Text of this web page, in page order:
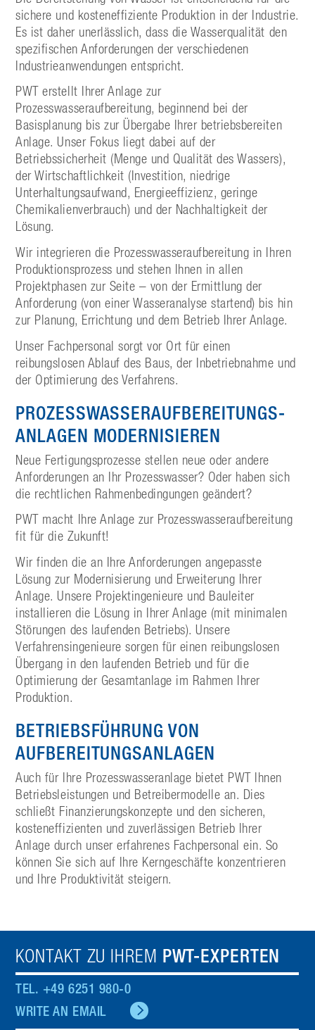
sichere und kosteneffiziente Produktion in der Industrie.
Es ist daher unerlässlich, dass die Wasserqualität den
spezifischen Anforderungen der verschiedenen
Industrieanwendungen entspricht.
PWT erstellt Ihrer Anlage zur
Prozesswasseraufbereitung, beginnend bei der
Basisplanung bis zur Übergabe Ihrer betriebsbereiten
Anlage. Unser Fokus liegt dabei auf der
Betriebssicherheit (Menge und Qualität des Wassers),
der Wirtschaftlichkeit (Investition, niedrige
Unterhaltungsaufwand, Energieeffizienz, geringe
Chemikalienverbrauch) und der Nachhaltigkeit der
Lösung.
Wir integrieren die Prozesswasseraufbereitung in Ihren
Produktionsprozess und stehen Ihnen in allen
Projektphasen zur Seite – von der Ermittlung der
Anforderung (von einer Wasseranalyse startend) bis hin
zur Planung, Errichtung und dem Betrieb Ihrer Anlage.
Unser Fachpersonal sorgt vor Ort für einen
reibungslosen Ablauf des Baus, der Inbetriebnahme und
der Optimierung des Verfahrens.
PROZESS­WASSER­AUFBEREITUNGS­
ANLAGEN MODERNISIEREN
Neue Fertigungsprozesse stellen neue oder andere
Anforderungen an Ihr Prozesswasser? Oder haben sich
die rechtlichen Rahmenbedingungen geändert?
PWT macht Ihre Anlage zur Prozesswasseraufbereitung
fit für die Zukunft!
Wir finden die an Ihre Anforderungen angepasste
Lösung zur Modernisierung und Erweiterung Ihrer
Anlage. Unsere Projektingenieure und Bauleiter
installieren die Lösung in Ihrer Anlage (mit minimalen
Störungen des laufenden Betriebs). Unsere
Verfahrensingenieure sorgen für einen reibungslosen
Übergang in den laufenden Betrieb und für die
Optimierung der Gesamtanlage im Rahmen Ihrer
Produktion.
BETRIEBSFÜHRUNG VON
AUFBEREITUNGS­ANLAGEN
Auch für Ihre Prozesswasseranlage bietet PWT Ihnen
Betriebsleistungen und Betreibermodelle an. Dies
schließt Finanzierungskonzepte und den sicheren,
kosteneffizienten und zuverlässigen Betrieb Ihrer
Anlage durch unser erfahrenes Fachpersonal ein. So
können Sie sich auf Ihre Kerngeschäfte konzentrieren
und Ihre Produktivität steigern.
KONTAKT ZU IHREM PWT-EXPERTEN
TEL. +49 6251 980-0
WRITE AN EMAIL